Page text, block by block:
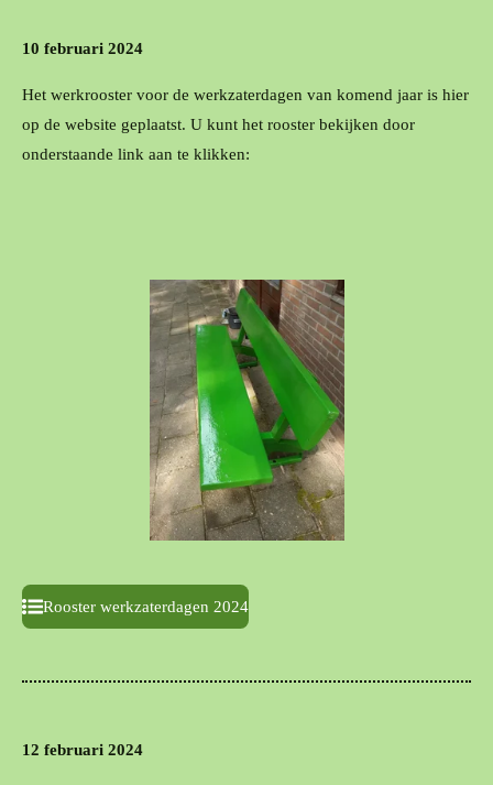
10 februari 2024
Het werkrooster voor de werkzaterdagen van komend jaar is hier
op de website geplaatst. U kunt het rooster bekijken door
onderstaande link aan te klikken:
Rooster werkzaterdagen 2024
12 februari 2024